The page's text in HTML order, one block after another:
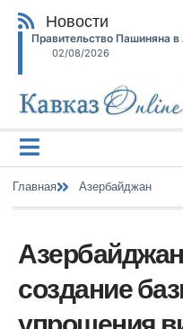
Новости
Правительство Пашиняна
02/08/2026
Главная Азербайджан
создание